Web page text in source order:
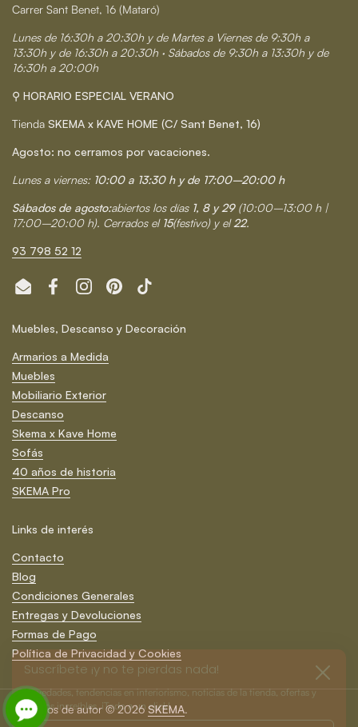
Carrer Sant Benet, 16 (Mataró)
Lunes de 16:30h a 20:30h y de Martes a Viernes de 9:30h a
13:30h y de 16:30h a 20:30h · Sábados de 9:30h a 13:30h y de
16:30h a 20:00h
⚲ HORARIO ESPECIAL VERANO
Tienda SKEMA x KAVE HOME (C/ Sant Benet, 16)
Agosto: no cerramos por vacaciones.
Lunes a viernes: 10:00 a 13:30 h y de 17:00–20:00 h
Sábados de agosto:abiertos los días 1, 8 y 29 (10:00–13:00 h |
17:00–20:00 h). Cerrados el 15(festivo) y el22.
93 798 52 12
Email FacebookInstagramPinterestTikTok
Muebles, Descanso y Decoración
Armarios a Medida
Muebles
Mobiliario Exterior
Descanso
Skema x Kave Home
Sofás
40 años de historia
SKEMA Pro
Links de interés
Contacto
Blog
Condiciones Generales
Entregas y Devoluciones
Formas de Pago
Política de Privacidad y Cookies
Derechos de autor © 2026SKEMA.
Suscríbete ¡y no te pierdas nada!
Novedades, tendencias en interiorismo, noticias de la tienda, ofertas y
sorteos increíbles. ¡Todo a un click!